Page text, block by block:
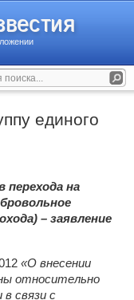
единого
на
– заявление
«О внесении
относительно
в связи с